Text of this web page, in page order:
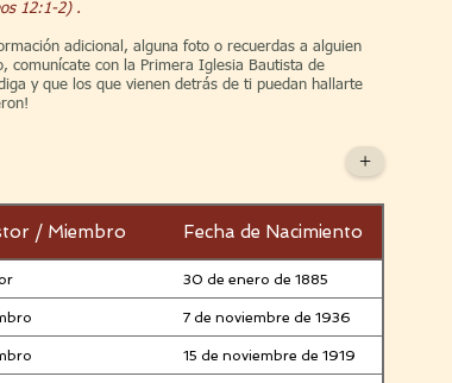
12:1-2) .
adicional, alguna foto o recuerdas a alguien
comunícate con la Primera Iglesia Bautista de
y que los que vienen detrás de ti puedan hallarte
+
/ Miembro Fecha de Nacimiento
30 de enero de 1885
7 de noviembre de 1936
15 de noviembre de 1919